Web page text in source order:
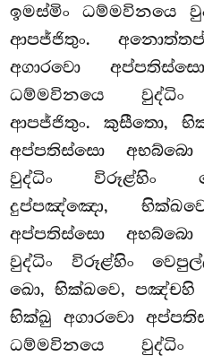
ඉමස්මිං ධම්මවිනයෙ
ආපජ්ජිතුං.
අගාරවො
ධම්මවිනයෙ වුද්ධිං
ආපජ්ජිතුං. කුසීතො,
අප්පතිස්සො
වුද්ධිං විරූළ්හිං
දුප්පඤ්ඤො,
අප්පතිස්සො
වුද්ධිං විරූළ්හිං
ඛො, භික්ඛවෙ, පඤ්චහි
භික්ඛු අගාරවො
ධම්මවිනයෙ වුද්ධිං